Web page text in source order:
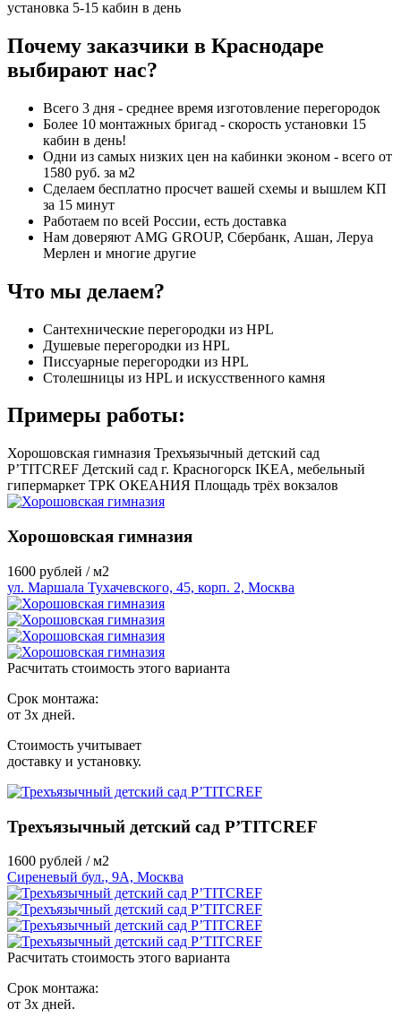
установка 5-15 кабин в день
Почему заказчики в Краснодаре
выбирают нас?
Всего 3 дня - среднее время изготовление перегородок
Более 10 монтажных бригад - скорость установки 15
кабин в день!
Одни из самых низких цен на кабинки эконом - всего от
1580 руб. за м2
Сделаем бесплатно просчет вашей схемы и вышлем КП
за 15 минут
Работаем по всей России, есть доставка
Нам доверяют AMG GROUP, Сбербанк, Ашан, Леруа
Мерлен и многие другие
Что мы делаем?
Сантехнические перегородки из HPL
Душевые перегородки из HPL
Писсуарные перегородки из HPL
Столешницы из HPL и искусственного камня
Примеры работы:
Хорошовская гимназия Трехъязычный детский сад
P’TITCREF Детский сад г. Красногорск IKEA, мебельный
гипермаркет ТРК ОКЕАНИЯ Площадь трёх вокзалов
Хорошовская гимназия
1600 рублей / м2
ул. Маршала Тухачевского, 45, корп. 2, Москва
Расчитать стоимость этого варианта
Срок монтажа:
от 3х дней.
Стоимость учитывает
доставку и установку.
Трехъязычный детский сад P’TITCREF
1600 рублей / м2
Сиреневый бул., 9А, Москва
Расчитать стоимость этого варианта
Срок монтажа:
от 3х дней.